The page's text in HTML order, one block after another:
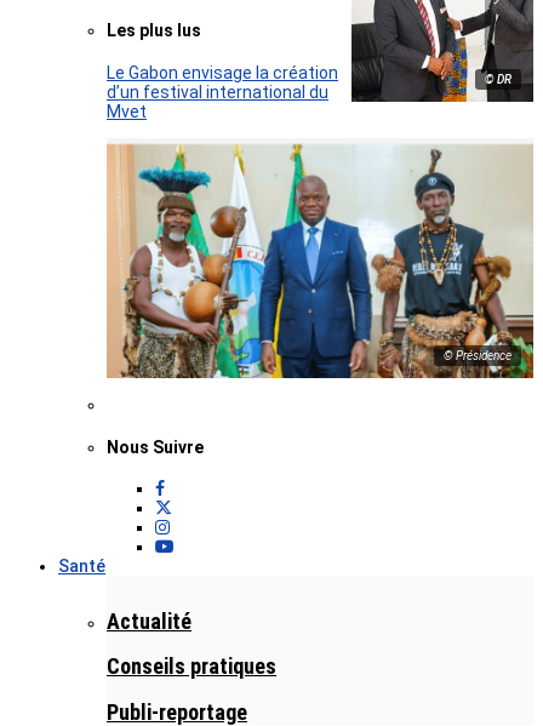
© DR
Les plus lus
Le Gabon envisage la création
d’un festival international du
Mvet
© Présidence
Nous Suivre
Santé
Actualité
Conseils pratiques
Publi-reportage